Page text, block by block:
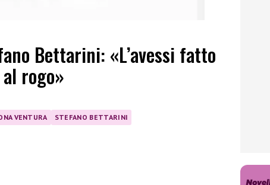
Bettarini: «L’avessi fatto
rogo»
VENTURA STEFANO BETTARINI